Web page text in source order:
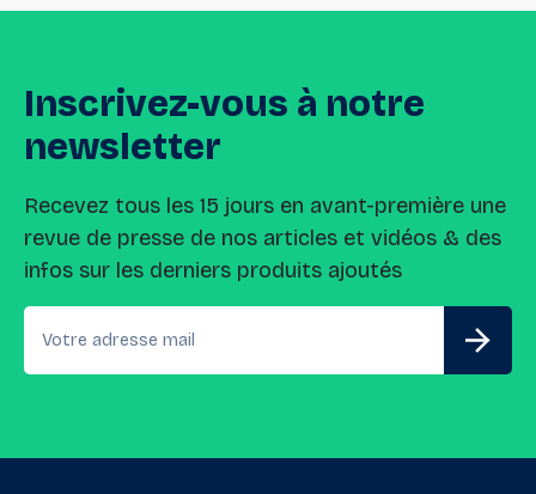
Inscrivez-vous à notre
newsletter
Recevez tous les 15 jours en avant-première une
revue de presse de nos articles et vidéos & des
infos sur les derniers produits ajoutés